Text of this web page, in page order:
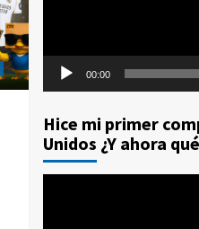
00:00
Hice mi primer
Unidos ¿Y ahora